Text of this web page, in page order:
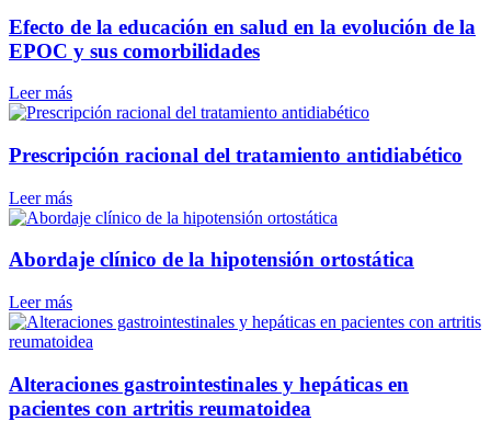
Efecto de la educación en salud en la evolución de la
EPOC y sus comorbilidades
Leer más
Prescripción racional del tratamiento antidiabético
Leer más
Abordaje clínico de la hipotensión ortostática
Leer más
Alteraciones gastrointestinales y hepáticas en
pacientes con artritis reumatoidea